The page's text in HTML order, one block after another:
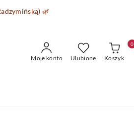
🌿
Moje konto Ulubione Koszyk
0